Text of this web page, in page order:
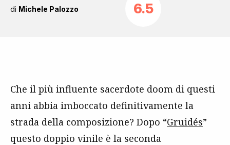
di Michele Palozzo 6.5
Che il più influente sacerdote doom di questi
anni abbia imboccato definitivamente la
strada della composizione? Dopo “Gruidés”
questo doppio vinile è la seconda